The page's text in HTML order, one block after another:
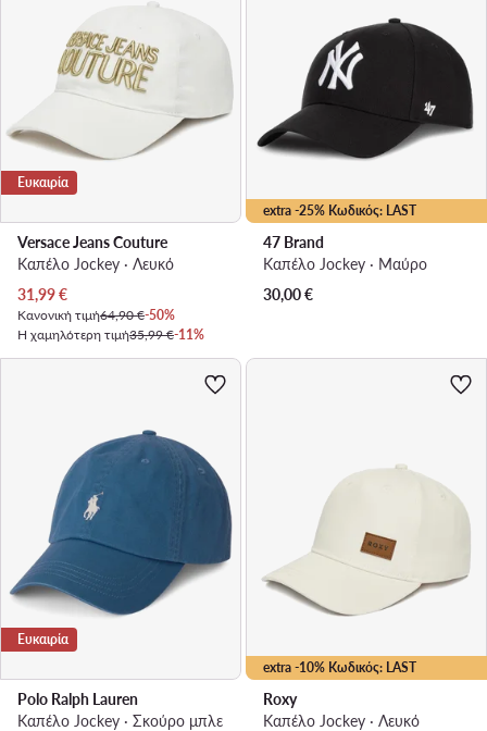
Ευκαιρία
Versace Jeans Couture
Καπέλο Jockey · Λευκό
Τρέχουσα τιμή
31,99€
Κανονική τιμή64,90 €-50%
Η χαμηλότερη τιμή35,99 €-11%
extra -25% Κωδικός: LAST
47 Brand
Καπέλο Jockey · Μαύρο
30,00€
Ευκαιρία
Polo Ralph Lauren
Καπέλο Jockey · Σκούρο μπλε
extra -10% Κωδικός: LAST
Roxy
Καπέλο Jockey · Λευκό